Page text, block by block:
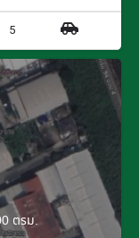
5
ตรม.